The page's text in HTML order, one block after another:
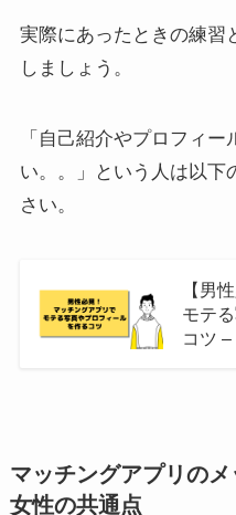
実際にあったときの練習
しましょう。
「自己紹介やプロフィ
い。。」という人は以下
さい。
【男
モテ
コツ
マッチングアプリの
女性の共通点